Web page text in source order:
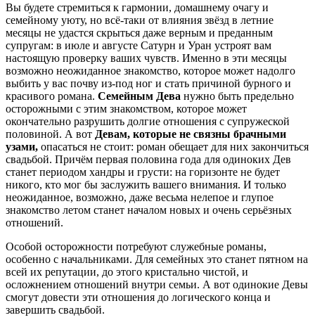
Вы будете стремиться к гармонии, домашнему очагу и
семейному уюту, но всё-таки от влияния звёзд в летние
месяцы не удастся скрыться даже верным и преданным
супругам: в июле и августе Сатурн и Уран устроят вам
настоящую проверку ваших чувств. Именно в эти месяцы
возможно неожиданное знакомство, которое может надолго
выбить у вас почву из-под ног и стать причиной бурного и
красивого романа. Семейным Дева нужно быть предельно
осторожными с этим знакомством, которое может
окончательно разрушить долгие отношения с супружеской
половиной. А вот Девам, которые не связны брачными
узами, опасаться не стоит: роман обещает для них закончиться
свадьбой. Причём первая половина года для одиноких Дев
станет периодом хандры и грусти: на горизонте не будет
никого, кто мог бы заслужить вашего внимания. И только
неожиданное, возможно, даже весьма нелепое и глупое
знакомство летом станет началом новых и очень серьёзных
отношений.
Особой осторожности потребуют служебные романы,
особенно с начальниками. Для семейных это станет пятном на
всей их репутации, до этого кристально чистой, и
осложнением отношений внутри семьи. А вот одинокие Девы
смогут довести эти отношения до логического конца и
завершить свадьбой.